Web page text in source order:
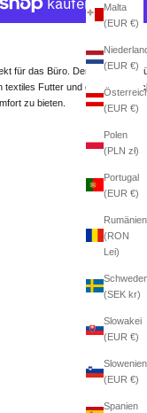
Malta
(EUR €)
(EUR €)
(EUR €)
Polen
(PLN zł)
Portugal
(EUR €)
Rumänien
(RON
Lei)
(SEK kr)
Slowakei
(EUR €)
Slowenien
(EUR €)
Spanien
für das Büro. Der Kye verfügt
textiles Futter und einen
zu bieten.